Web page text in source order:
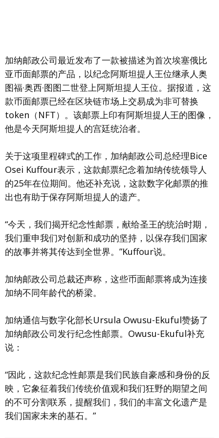
加纳邮政公司最近发布了一款被描述为首次埃塞俄比
亚币面邮票的产品，以纪念阿斯坦提人王位继承人奥
图福·奥西·图图二世登上阿斯坦提人王位。据报道，这
款币面邮票已经在区块链市场上交易成为非可替换
token（NFT）。该邮票上印有阿斯坦提人王的图像，
他是今天阿斯坦提人的宫廷统治者。
关于这项里程碑式的工作，加纳邮政公司总经理Bice
Osei Kuffour表示，这款邮票纪念着加纳传统领导人
的25年在位期间。他还补充说，这款数字化邮票的推
出也有助于保存阿斯坦提人的遗产。
“今天，我们揭开纪念性邮票，献给圣王的统治时期，
我们重申我们对创新和成功的坚持，以保存我们国家
的故事并将其传达到全世界。”Kuffour说。
加纳邮政公司总裁还声称，这些币面邮票将成为连接
加纳不同年龄代的桥梁。
加纳通信与数字化部长Ursula Owusu-Ekuful赞扬了
加纳邮政公司发行纪念性邮票。Owusu-Ekuful补充
说：
“因此，这款纪念性邮票是我们民族自豪感和身份的反
映，它象征着我们传统价值观和我们狂野的期望之间
的不可分割联系，提醒我们，我们的丰富文化遗产是
我们国家未来的基石。”